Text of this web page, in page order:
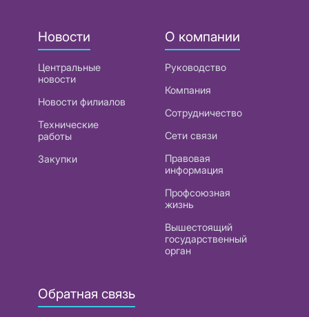
Новости
Центральные
новости
Новости филиалов
Технические
работы
Закупки
О компании
Руководство
Компания
Сотрудничество
Сети связи
Правовая
информация
Профсоюзная
жизнь
Вышестоящий
государственный
орган
Обратная связь